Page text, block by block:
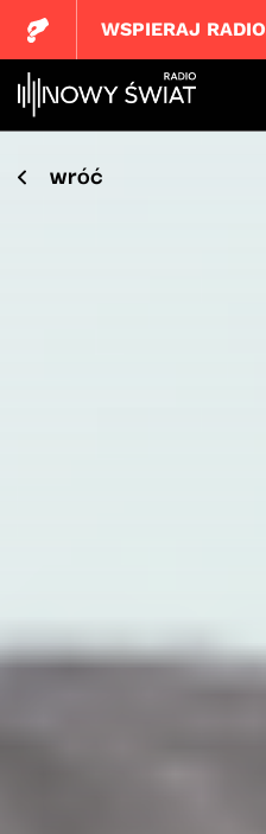
WSPIERAJ RADIO
wróć